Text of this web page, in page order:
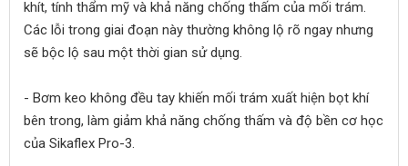
khít, tính thẩm mỹ và khả năng chống thấm của mối trám.
Các lỗi trong giai đoạn này thường không lộ rõ ngay nhưng
sẽ bộc lộ sau một thời gian sử dụng.
- Bơm keo không đều tay khiến mối trám xuất hiện bọt khí
bên trong, làm giảm khả năng chống thấm và độ bền cơ học
của Sikaflex Pro-3.